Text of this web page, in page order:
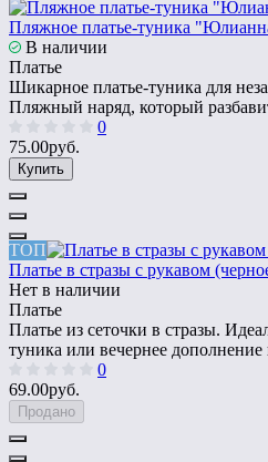
Пляжное платье-туника
В наличии
Платье
Шикарное платье-туника для
Пляжный наряд, который
0
75.00руб.
Купить
ТОП
Платье в стразы с рукавом
Нет в наличии
Платье
Платье из сеточки в стразы.
туника или вечернее
0
69.00руб.
Продано